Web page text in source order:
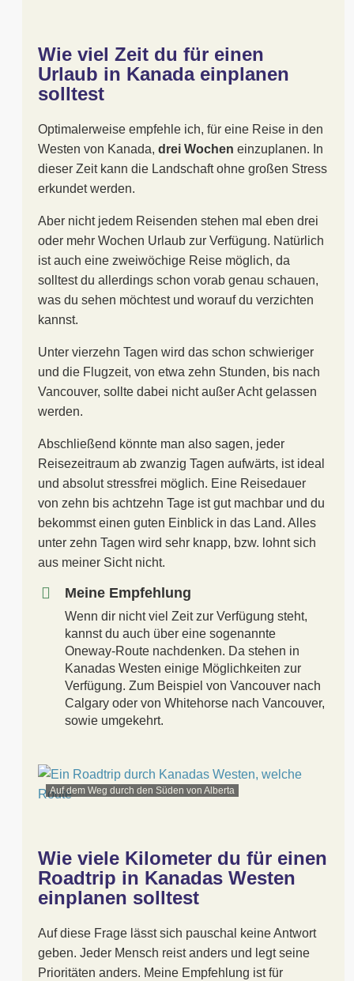
Wie viel Zeit du für einen
Urlaub in Kanada einplanen
solltest
Optimalerweise empfehle ich, für eine Reise in den
Westen von Kanada, drei Wochen einzuplanen. In
dieser Zeit kann die Landschaft ohne großen Stress
erkundet werden.
Aber nicht jedem Reisenden stehen mal eben drei
oder mehr Wochen Urlaub zur Verfügung. Natürlich
ist auch eine zweiwöchige Reise möglich, da
solltest du allerdings schon vorab genau schauen,
was du sehen möchtest und worauf du verzichten
kannst.
Unter vierzehn Tagen wird das schon schwieriger
und die Flugzeit, von etwa zehn Stunden, bis nach
Vancouver, sollte dabei nicht außer Acht gelassen
werden.
Abschließend könnte man also sagen, jeder
Reisezeitraum ab zwanzig Tagen aufwärts, ist ideal
und absolut stressfrei möglich. Eine Reisedauer
von zehn bis achtzehn Tage ist gut machbar und du
bekommst einen guten Einblick in das Land. Alles
unter zehn Tagen wird sehr knapp, bzw. lohnt sich
aus meiner Sicht nicht.
Meine Empfehlung
Wenn dir nicht viel Zeit zur Verfügung steht,
kannst du auch über eine sogenannte
Oneway-Route nachdenken. Da stehen in
Kanadas Westen einige Möglichkeiten zur
Verfügung. Zum Beispiel von Vancouver nach
Calgary oder von Whitehorse nach Vancouver,
sowie umgekehrt.
Auf dem Weg durch den Süden von Alberta
Wie viele Kilometer du für einen
Roadtrip in Kanadas Westen
einplanen solltest
Auf diese Frage lässt sich pauschal keine Antwort
geben. Jeder Mensch reist anders und legt seine
Prioritäten anders. Meine Empfehlung ist für